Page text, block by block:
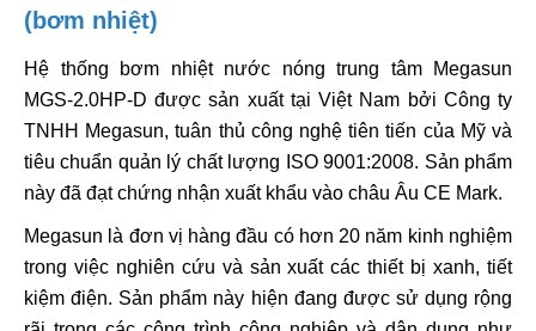
(bơm nhiệt)
Hệ thống bơm nhiệt nước nóng trung tâm Megasun
MGS-2.0HP-D được sản xuất tại Việt Nam bởi Công ty
TNHH Megasun, tuân thủ công nghệ tiên tiến của Mỹ và
tiêu chuẩn quản lý chất lượng ISO 9001:2008. Sản phẩm
này đã đạt chứng nhận xuất khẩu vào châu Âu CE Mark.
Megasun là đơn vị hàng đầu có hơn 20 năm kinh nghiệm
trong việc nghiên cứu và sản xuất các thiết bị xanh, tiết
kiệm điện. Sản phẩm này hiện đang được sử dụng rộng